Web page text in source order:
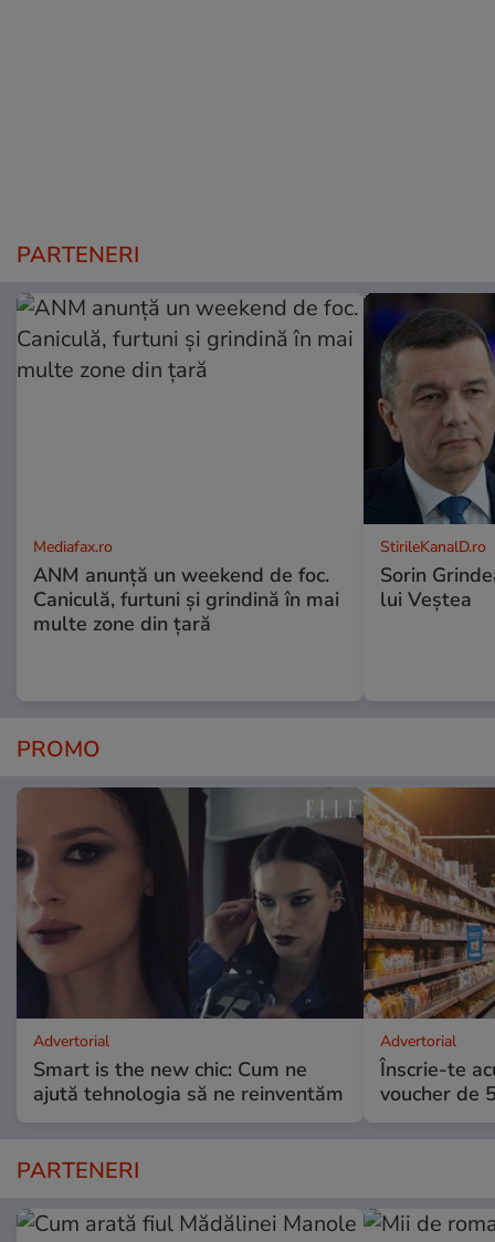
PARTENERI
Mediafax.ro
ANM anunță un weekend de foc.
Caniculă, furtuni și grindină în mai
multe zone din țară
StirileKanalD.ro
Sorin
lui Veștea
PROMO
Advertorial
Smart is the new chic: Cum ne
ajută tehnologia să ne reinventăm
Advertorial
Înscrie-te
voucher de
PARTENERI